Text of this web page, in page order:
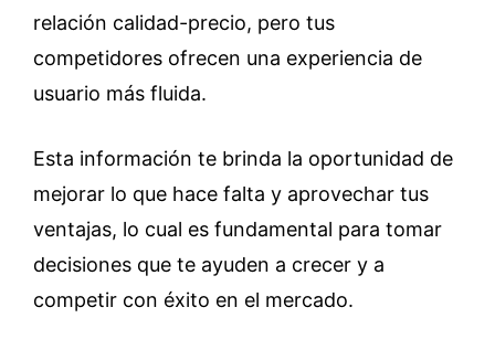
relación calidad-precio, pero tus
competidores ofrecen una experiencia de
usuario más fluida.
Esta información te brinda la oportunidad de
mejorar lo que hace falta y aprovechar tus
ventajas, lo cual es fundamental para tomar
decisiones que te ayuden a crecer y a
competir con éxito en el mercado.